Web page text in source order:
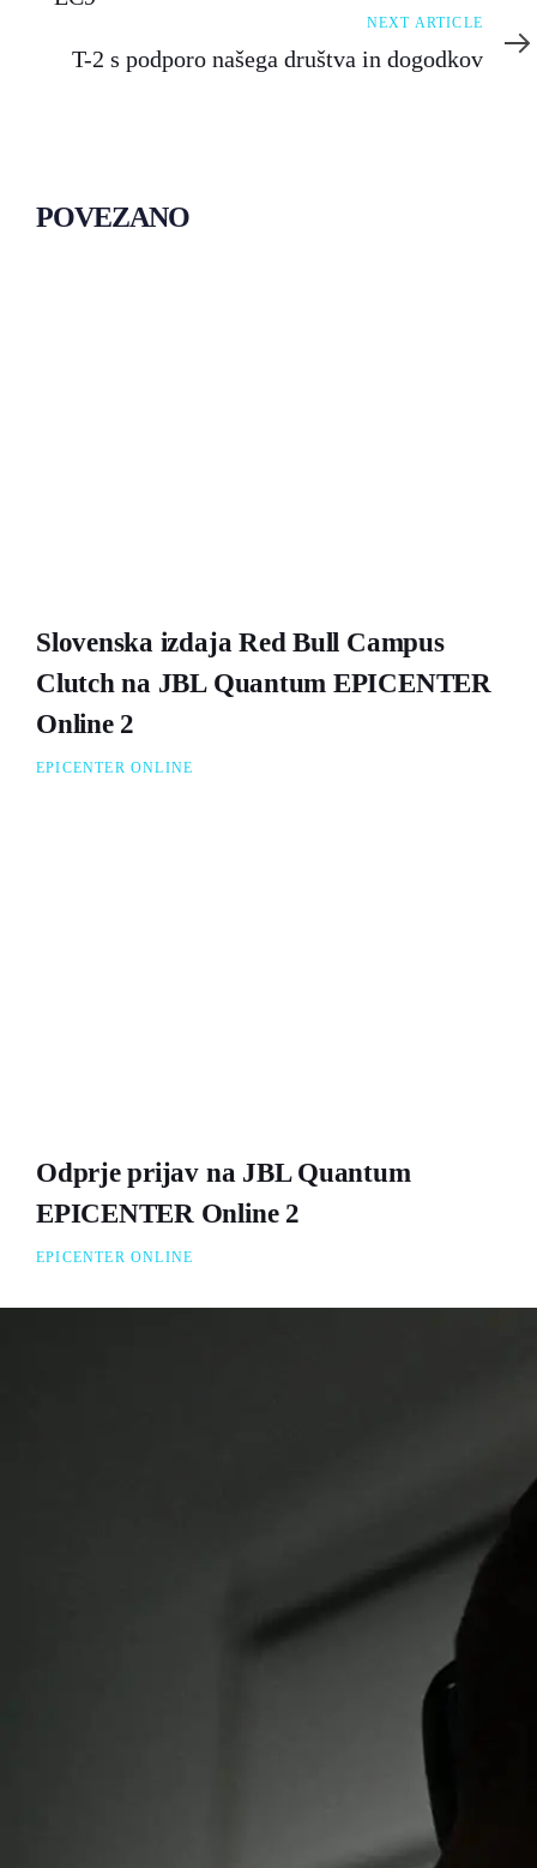
Article
NEXT ARTICLE
T-2 s podporo našega društva in dogodkov
POVEZANO
Slovenska izdaja Red Bull Campus
Clutch na JBL Quantum EPICENTER
Online 2
EPICENTER ONLINE
Odprje prijav na JBL Quantum
EPICENTER Online 2
EPICENTER ONLINE